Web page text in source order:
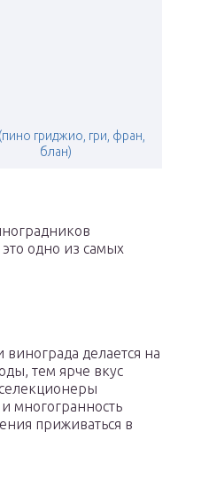
гриджио, гри, фран,
блан)
одно из самых
делается на
тем ярче вкус
многогранность
приживаться в